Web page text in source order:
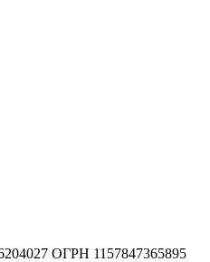
ОГРН 1157847365895